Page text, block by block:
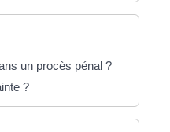
un procès pénal ?
?